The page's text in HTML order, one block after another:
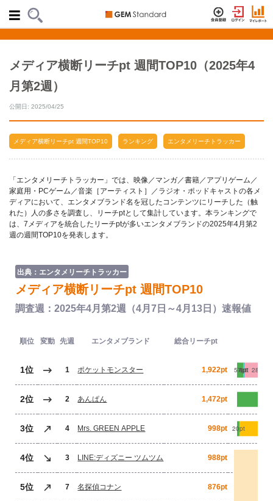
メディア横断リーチpt 週間TOP10（2025年4
月第2週）
公開日: 2025/04/25
メディア横断リーチpt 週間TOP10 ランキング エンタメリーチトラッカー
「エンタメリーチトラッカー」では、映像／マンガ／書籍／アプリゲーム／
家庭用・PCゲーム／音楽［アーティスト］／ラジオ・ポッドキャストの各メ
ディアにおいて、エンタメブランド名を冠したコンテンツにリーチした（触
れた）人の多さを調査し、リーチptとして集計しています。本ランキングで
は、7メディアを統合したリーチptが多いエンタメブランドの2025年4月第2
週の週間TOP10を発表します。
出典：エンタメリーチトラッカー
メディア横断リーチpt 週間TOP10
調査週：2025年4月第2週（4月7日～4月13日）速報値
順位 変動 先週 エンタメブランド 総合リーチpt
1位 1 ポケットモンスター 1,922pt
2位 2 あんぱん 1,472pt
3位 4 Mrs. GREEN APPLE 998pt
4位 3 LINE:ディズニー ツムツム 988pt
5位 7 名探偵コナン 876pt